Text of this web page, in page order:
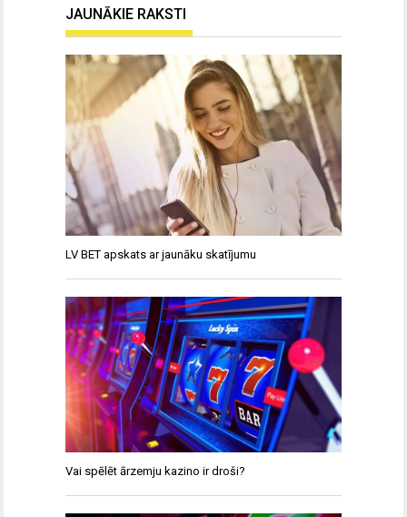
JAUNĀKIE RAKSTI
LV BET apskats ar jaunāku skatījumu
Vai spēlēt ārzemju kazino ir droši?